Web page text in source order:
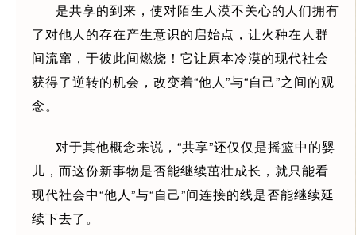
是共享的到来，使对陌生人漠不关心的人们拥有
了对他人的存在产生意识的启始点，让火种在人群
间流窜，于彼此间燃烧！它让原本冷漠的现代社会
获得了逆转的机会，改变着“他人”与“自己”之间的观
念。
对于其他概念来说，“共享”还仅仅是摇篮中的婴
儿，而这份新事物是否能继续茁壮成长，就只能看
现代社会中“他人”与“自己”间连接的线是否能继续延
续下去了。